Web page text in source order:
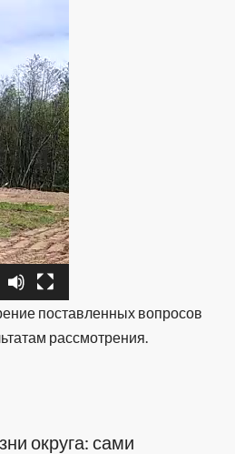
поставленных вопросов
рассмотрения.
округа: сами